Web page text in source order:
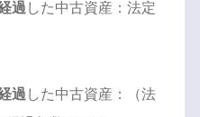
過 した中古資産：法定
過 した中古資産：（法